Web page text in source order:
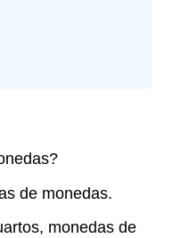
de monedas.
monedas de